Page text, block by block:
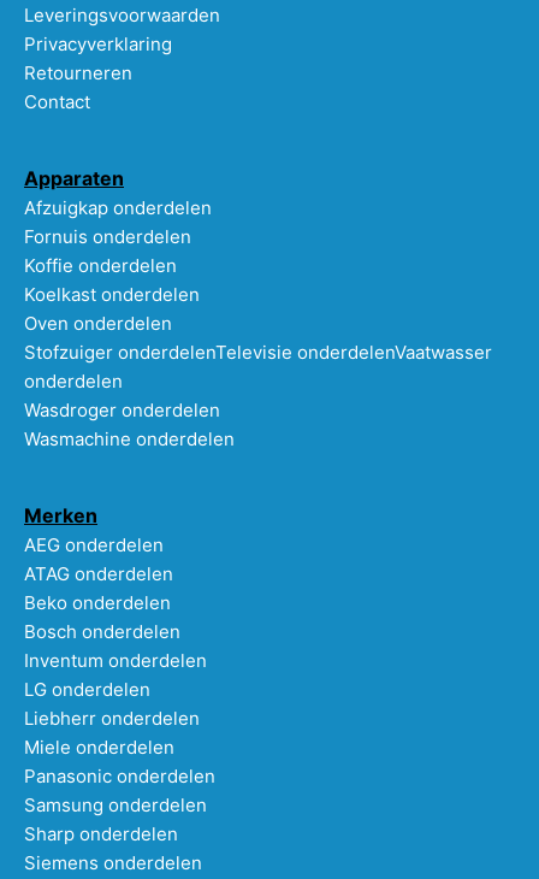
Leveringsvoorwaarden
Privacyverklaring
Retourneren
Contact
Apparaten
Afzuigkap onderdelen
Fornuis onderdelen
Koffie onderdelen
Koelkast onderdelen
Oven onderdelen
Stofzuiger onderdelenTelevisie onderdelenVaatwasser
onderdelen
Wasdroger onderdelen
Wasmachine onderdelen
Merken
AEG onderdelen
ATAG onderdelen
Beko onderdelen
Bosch onderdelen
Inventum onderdelen
LG onderdelen
Liebherr onderdelen
Miele onderdelen
Panasonic onderdelen
Samsung onderdelen
Sharp onderdelen
Siemens onderdelen